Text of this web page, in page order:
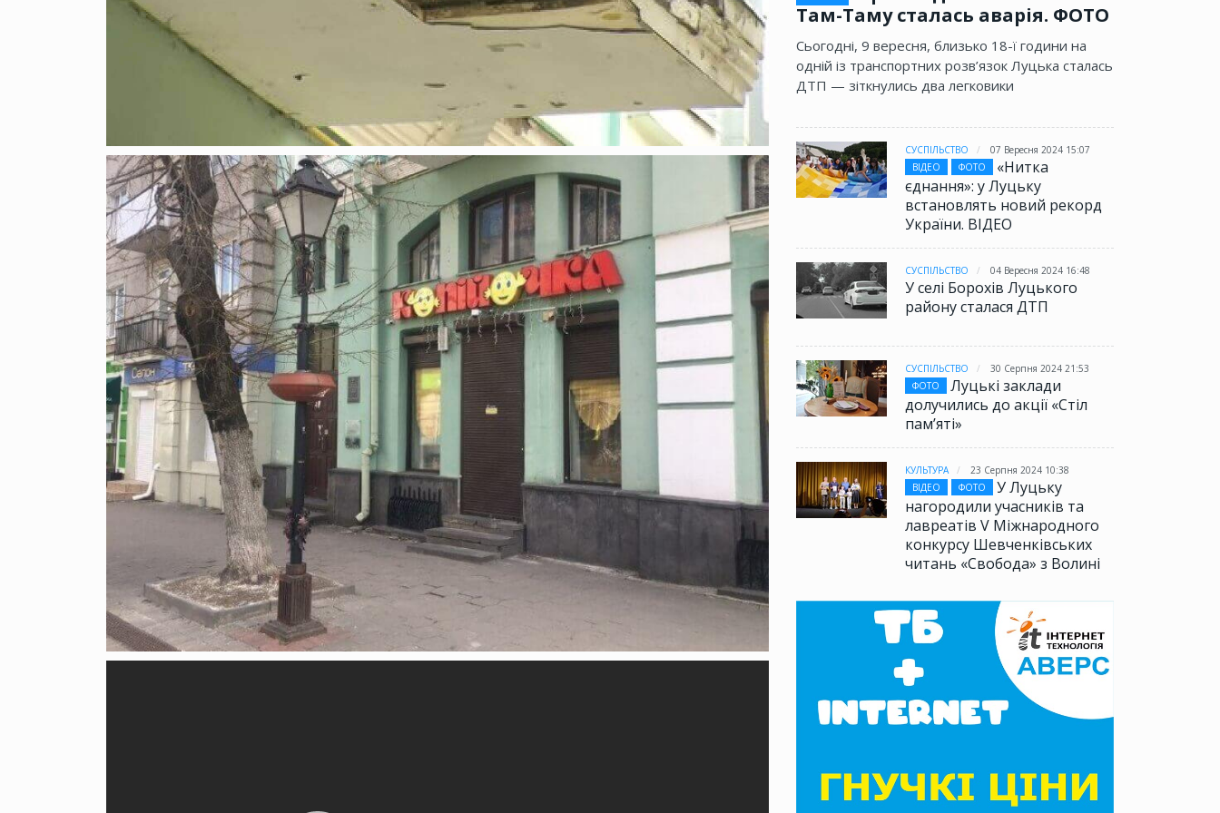
Там-Таму сталась аварія. ФОТО
Сьогодні, 9 вересня, близько 18-ї години на
одній із транспортних розв’язок Луцька сталась
ДТП — зіткнулись два легковики
СУСПІЛЬСТВО
07 Вересня 2024 15:07
ВІДЕО
ФОТО
«Нитка
єднання»: у Луцьку
встановлять новий рекорд
України. ВІДЕО
СУСПІЛЬСТВО 04 Вересня 2024 16:48
У селі Борохів Луцького
району сталася ДТП
СУСПІЛЬСТВО
30 Серпня 2024 21:53
ФОТО
Луцькі заклади
долучились до акції «Стіл
памʼяті»
КУЛЬТУРА
23 Серпня 2024 10:38
ВІДЕО
ФОТО
У Луцьку
нагородили учасників та
лавреатів V Міжнародного
конкурсу Шевченківських
читань «Свобода» з Волині